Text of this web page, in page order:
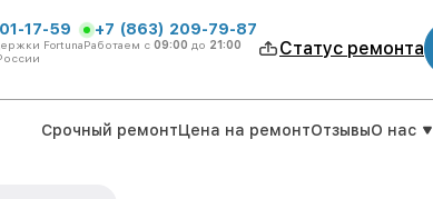
17-59
Fortuna
+7 (863) 209-79-87
Работаем с 09:00 до 21:00 Статус ремонта
Срочный ремонтЦена на ремонтОтзывыО нас